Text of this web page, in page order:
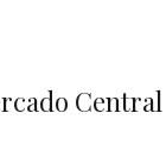
Central